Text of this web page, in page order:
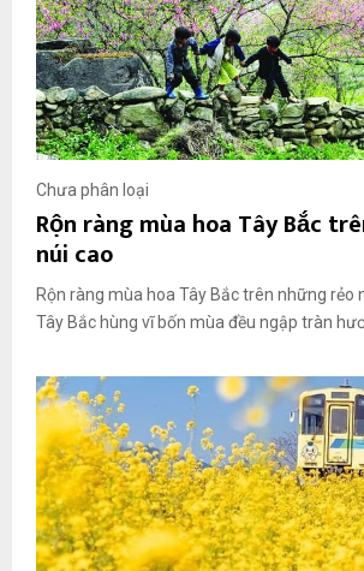
Chưa phân loại
Rộn ràng mùa hoa Tây Bắc
núi cao
Rộn ràng mùa hoa Tây Bắc trên những rẻo
Tây Bắc hùng vĩ bốn mùa đều ngập tràn